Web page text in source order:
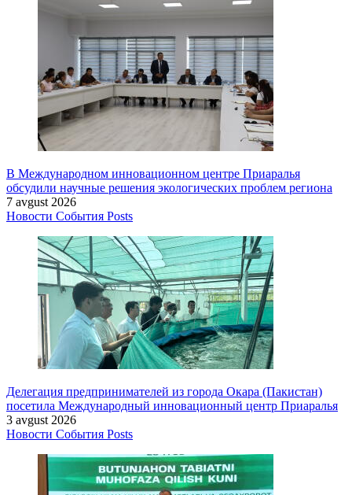
В Международном инновационном центре Приаралья
обсудили научные решения экологических проблем региона
7 avgust 2026
Новости События Posts
Делегация предпринимателей из города Окара (Пакистан)
посетила Международный инновационный центр Приаралья
3 avgust 2026
Новости События Posts